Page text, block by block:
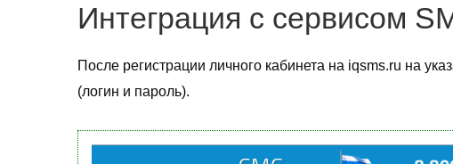
Интеграция с сервисом
После регистрации личного кабинета на iqsms.ru на
(логин и пароль).